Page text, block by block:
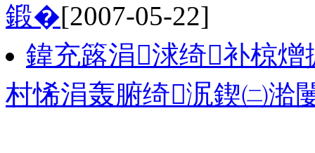
鍛�[2007-05-22]
鍏充簬涓浗绮补椋
村悕涓轰腑绮泦鍥㈡湁